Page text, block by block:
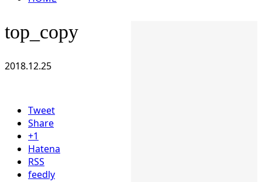
top_copy
2018.12.25
Tweet
Share
+1
Hatena
RSS
feedly